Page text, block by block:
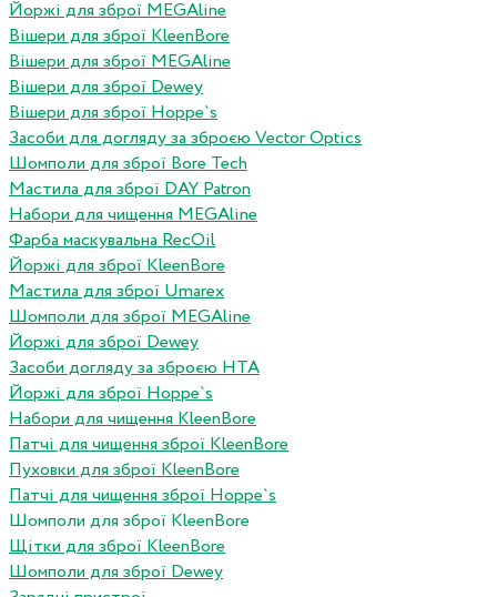
Йоржі для зброї MEGAline
Вішери для зброї KleenBore
Вішери для зброї MEGAline
Вішери для зброї Dewey
Вішери для зброї Hoppe`s
Засоби для догляду за зброєю Vector Optics
Шомполи для зброї Bore Tech
Мастила для зброї DAY Patron
Набори для чищення MEGAline
Фарба маскувальна RecOil
Йоржі для зброї KleenBore
Мастила для зброї Umarex
Шомполи для зброї MEGAline
Йоржі для зброї Dewey
Засоби догляду за зброєю HTA
Йоржі для зброї Hoppe`s
Набори для чищення KleenBore
Патчі для чищення зброї KleenBore
Пуховки для зброї KleenBore
Патчі для чищення зброї Hoppe`s
Шомполи для зброї KleenBore
Щітки для зброї KleenBore
Шомполи для зброї Dewey